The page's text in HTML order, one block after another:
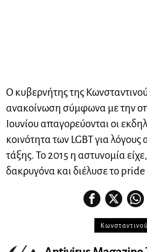
Ο κυβερνήτης της
ανακοίνωση σύμφωνα με την
Ιουνίου απαγορεύονται οι
κοινότητα των LGBT για
τάξης. Το 2015 η αστυνομία
δακρυγόνα και διέλυσε το